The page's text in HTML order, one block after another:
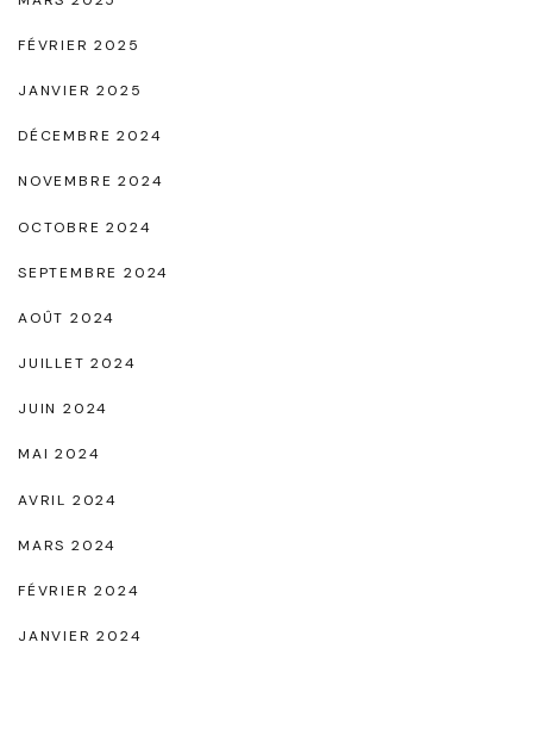
FÉVRIER 2025
JANVIER 2025
DÉCEMBRE 2024
NOVEMBRE 2024
OCTOBRE 2024
SEPTEMBRE 2024
AOÛT 2024
JUILLET 2024
JUIN 2024
MAI 2024
AVRIL 2024
MARS 2024
FÉVRIER 2024
JANVIER 2024